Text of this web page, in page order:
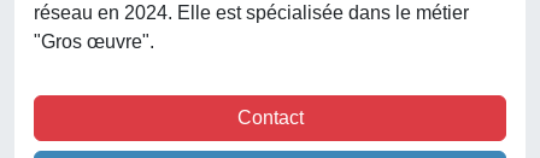
réseau en 2024. Elle est spécialisée dans le métier
"Gros œuvre".
Contact